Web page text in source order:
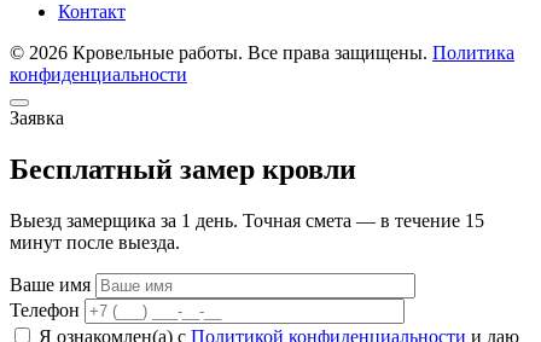
Контакт
© 2026 Кровельные работы. Все права защищены. Политика
конфиденциальности
Заявка
Бесплатный замер кровли
Выезд замерщика за 1 день. Точная смета — в течение 15
минут после выезда.
Ваше имя
Телефон
Я ознакомлен(а) с Политикой конфиденциальности и даю